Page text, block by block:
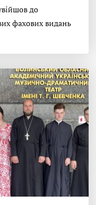
до
фахових видань